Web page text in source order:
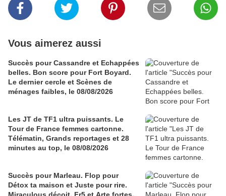
Vous aimerez aussi
Succès pour Cassandre et Echappées
belles. Bon score pour Fort Boyard.
Le dernier cercle et Scènes de
ménages faibles, le 08/08/2026
Les JT de TF1 ultra puissants. Le
Tour de France femmes cartonne.
Télématin, Grands reportages et 28
minutes au top, le 08/08/2026
Succès pour Marleau. Flop pour
Détox ta maison et Juste pour rire.
Miraculous déçoit. Fr5 et Arte fortes,